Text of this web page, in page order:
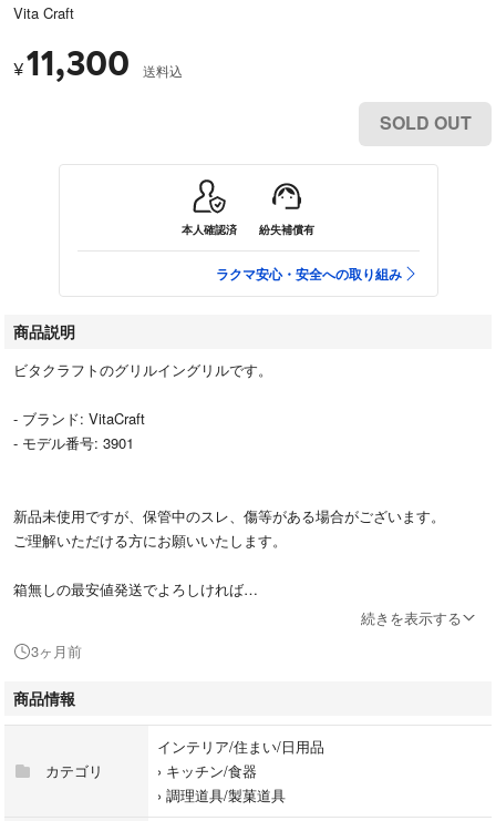
Vita Craft
¥11,300 送料込
SOLD OUT
本人確認済 紛失補償有
ラクマ安心・安全への取り組み
商品説明
ビタクラフトのグリルイングリルです。
- ブランド: VitaCraft
- モデル番号: 3901
新品未使用ですが、保管中のスレ、傷等がある場合がございます。
ご理解いただける方にお願いいたします。
箱無しの最安値発送でよろしければ
続きを表示する
3ヶ月前
商品情報
カテゴリ
インテリア/住まい/日用品
› キッチン/食器
› 調理道具/製菓道具